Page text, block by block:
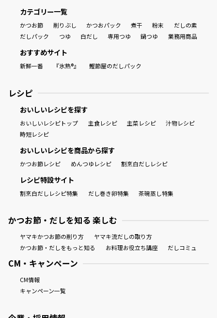
サッと鍋®
楽チン屋® ストレートつゆ
めんつゆレシピ
割烹白だしレシピ
レシピ特設サイト
だし巻き卵特集
かつおだしが決め手！簡単茶碗蒸し
カテゴリー一覧
かつお節 削りぶし かつおパック 煮干 粉末
だしの素
だしパック
つゆ 白だし 専用つゆ 鍋つゆ 業務用商品
おすすめサイト
新鮮一番 『氷熟®』 鰹節屋のだしパック
レシピ
おいしいレシピを探す
おいしいレシピトップ 主食レシピ 主菜レシピ
汁物レシピ
時短レシピ
おいしいレシピを商品から探す
かつお節レシピ めんつゆレシピ 割烹白だしレシピ
レシピ特設サイト
割烹白だしレシピ特集 だし巻き卵特集 茶碗蒸し特集
かつお節・だしを知る 楽しむ
ヤマキかつお節の削り方
ヤマキ流だしの取り方
かつお節・だしをもっと知る
お料理お役立ち講座 だしコミュ
CM・キャンペーン
CM情報
キャンペーン一覧